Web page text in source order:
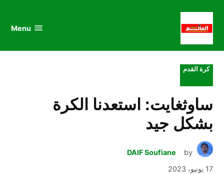
Menu
POSTED
كرة القدم
ساوثغايت: استعدنا الكرة
بشكل جيد
by
DAIF Soufiane
17 يونيو، 2023